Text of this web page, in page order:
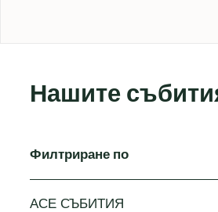
Нашите
Филтриране по
ACE СЪБИТИЯ